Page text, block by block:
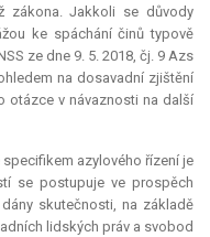
zákona. Jakkoli se důvody
ke spáchání činů typově
ze dne 9. 5. 2018, čj. 9 Azs
na dosavadní zjištění
otázce v návaznosti na další
specifikem azylového řízení je
se postupuje ve prospěch
skutečnosti, na základě
lidských práv a svobod